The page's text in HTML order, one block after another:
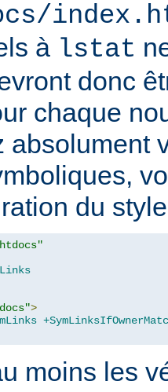
à lstat
donc
chaque
absolument
du
>
moins les